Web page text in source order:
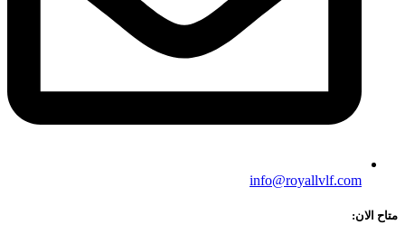
info@royallvlf.com
متاح الان: